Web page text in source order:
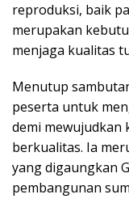
reproduksi, baik
merupakan
menjaga kualitas
Menutup
peserta untuk
demi mewujudkan
berkualitas. Ia
yang digaungkan
pembangunan